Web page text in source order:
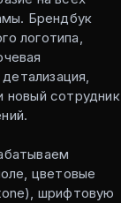
Брендбук
логотипа,
новый сотрудник
цветовые
шрифтовую